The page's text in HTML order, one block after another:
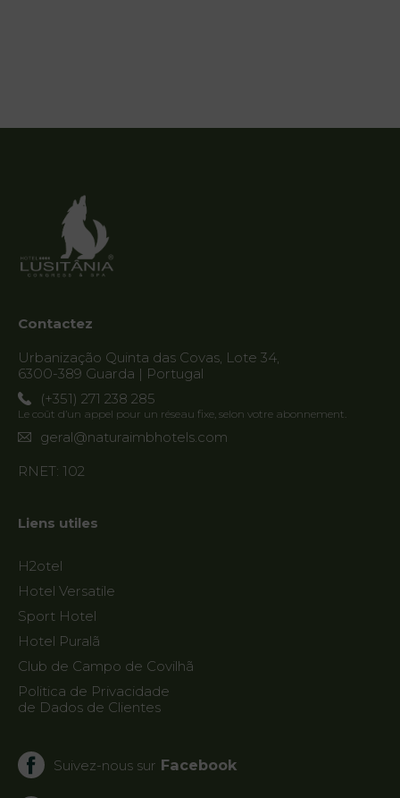
My Natura
Vouchers
Localisation
Infos
Destination
Guarda
Contactez
Urbanização Quinta das Covas, Lote 34,
6300-389 Guarda | Portugal
(+351) 271 238 285
Le coût d’un appel pour un réseau fixe, selon votre abonnement.
geral@naturaimbhotels.com
RNET: 102
Liens utiles
H2otel
Hotel Versatile
Sport Hotel
Hotel Puralã
Club de Campo de Covilhã
Politica de Privacidade
de Dados de Clientes
Suivez-nous sur Facebook